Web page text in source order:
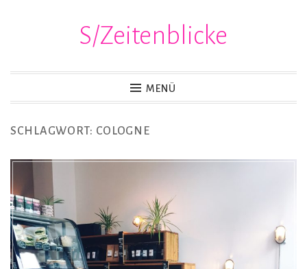
S/Zeitenblicke
MENÜ
SCHLAGWORT: COLOGNE